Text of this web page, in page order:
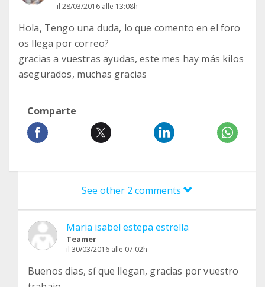
il 28/03/2016 alle 13:08h
Hola, Tengo una duda, lo que comento en el foro
os llega por correo?
gracias a vuestras ayudas, este mes hay más kilos
asegurados, muchas gracias
Comparte
See other 2 comments
Maria isabel estepa estrella
Teamer
il 30/03/2016 alle 07:02h
Buenos dias, sí que llegan, gracias por vuestro